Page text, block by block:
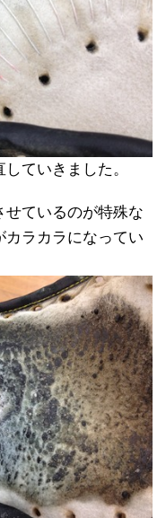
ていきました。
せているのが特殊な
カラカラになってい